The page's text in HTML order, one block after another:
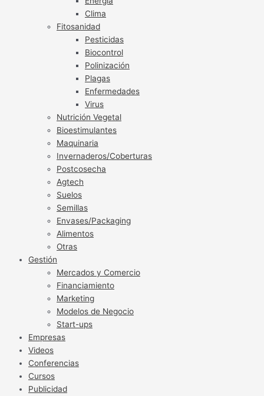
Clima
Fitosanidad
Pesticidas
Biocontrol
Polinización
Plagas
Enfermedades
Virus
Nutrición Vegetal
Bioestimulantes
Maquinaria
Invernaderos/Coberturas
Postcosecha
Agtech
Suelos
Semillas
Envases/Packaging
Alimentos
Otras
Gestión
Mercados y Comercio
Financiamiento
Marketing
Modelos de Negocio
Start-ups
Empresas
Videos
Conferencias
Cursos
Publicidad